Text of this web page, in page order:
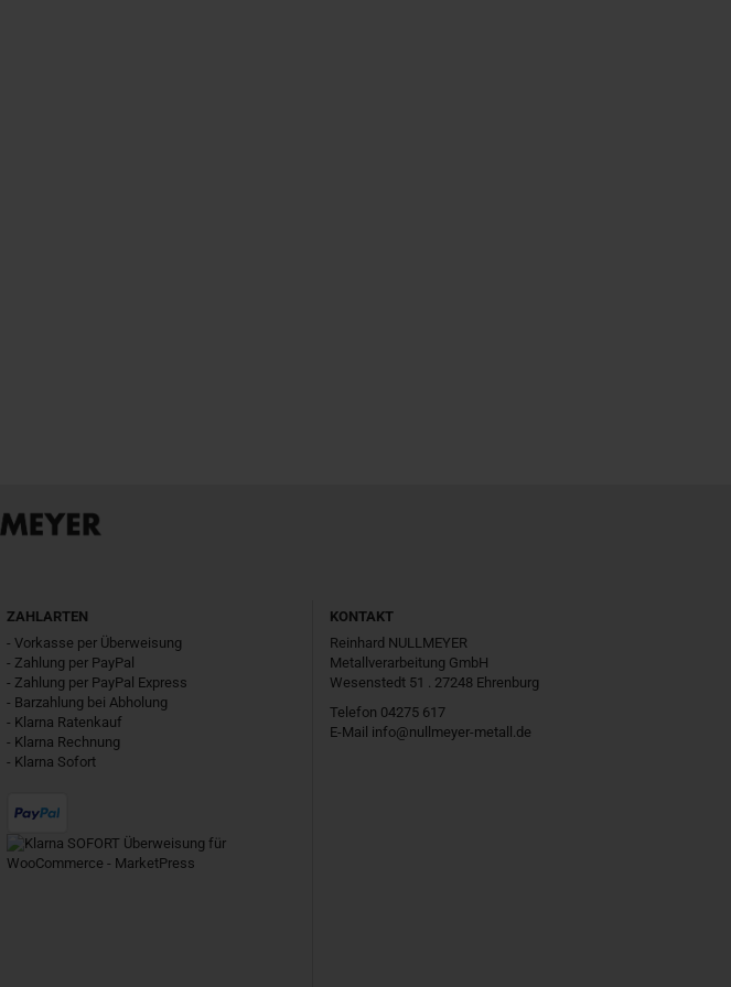
ZAHLARTEN
- Vorkasse per Überweisung
- Zahlung per PayPal
- Zahlung per PayPal Express
- Barzahlung bei Abholung
- Klarna Ratenkauf
- Klarna Rechnung
- Klarna Sofort
KONTAKT
Reinhard NULLMEYER
Metallverarbeitung GmbH
Wesenstedt 51 . 27248 Ehrenburg
Telefon 04275 617
E-Mail info@nullmeyer-metall.de